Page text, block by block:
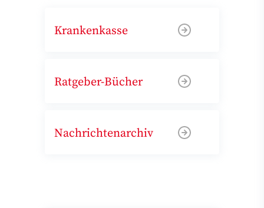
Krankenkasse
Ratgeber-Bücher
Nachrichtenarchiv